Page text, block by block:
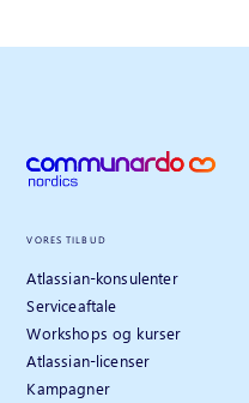
VORES TILBUD
Atlassian-konsulenter
Serviceaftale
Workshops og kurser
Atlassian-licenser
Kampagner